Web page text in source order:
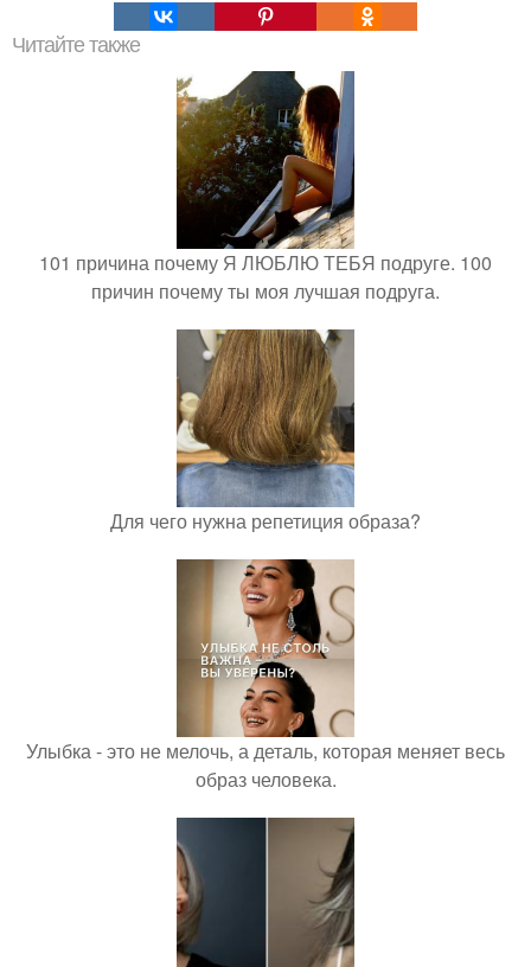
Читайте также
101 причина почему Я ЛЮБЛЮ ТЕБЯ подруге. 100
причин почему ты моя лучшая подруга.
Для чего нужна репетиция образа?
Улыбка - это не мелочь, а деталь, которая меняет весь
образ человека.